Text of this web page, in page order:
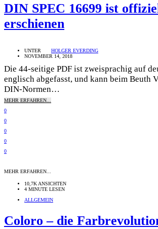
DIN SPEC 16699 ist
erschienen
UNTER
HOLGER EVERDING
NOVEMBER 14, 2018
Die 44-seitige PDF ist zweisprachig auf
englisch abgefasst, und kann beim Beuth
DIN-Normen…
MEHR ERFAHREN...
0
0
0
0
0
MEHR ERFAHREN...
10,7K ANSICHTEN
4 MINUTE LESEN
ALLGEMEIN
Coloro – die